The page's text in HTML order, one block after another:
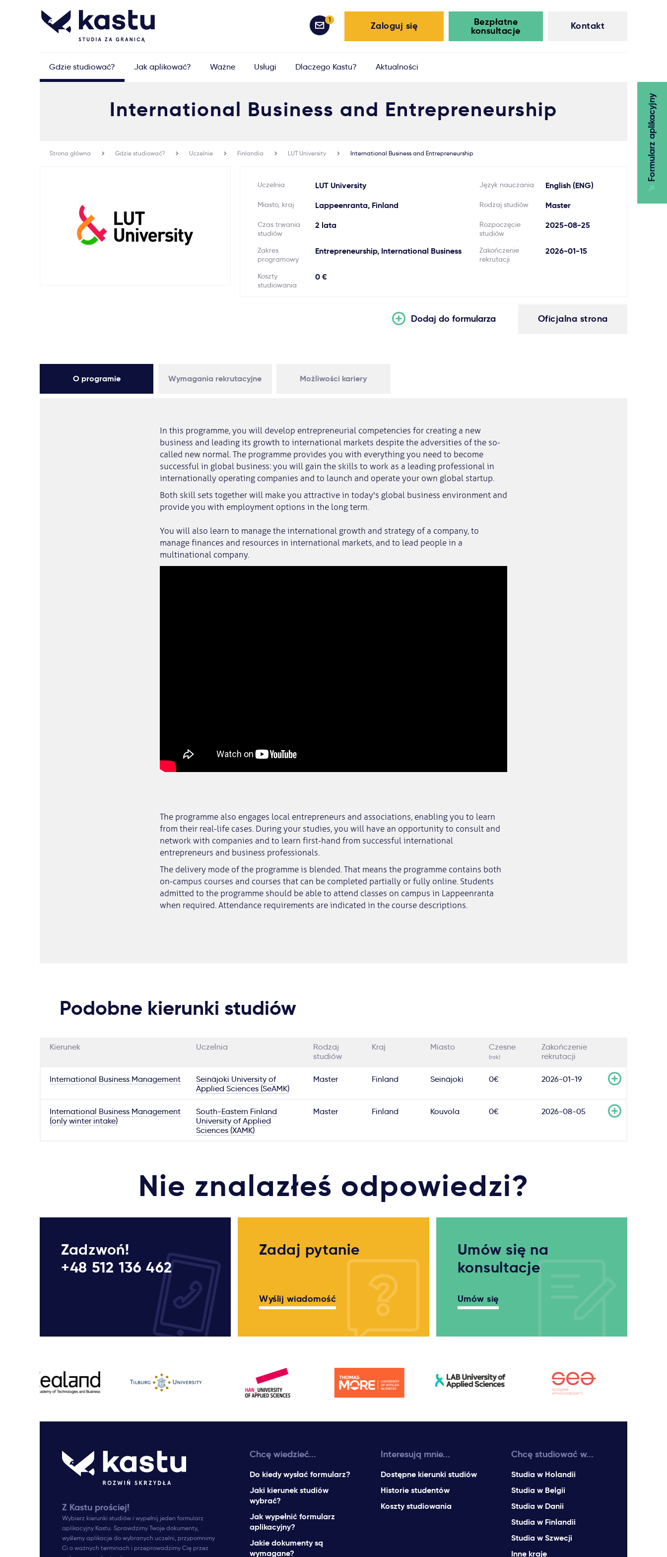
Kontakt
Bezpłatne
konsultacje
Zaloguj się
1
Formularz aplikacyjny
Gdzie studiować? Jak aplikować? Ważne Usługi Dlaczego Kastu? Aktualności
International Business and Entrepreneurship
Strona główna Gdzie studiować? Uczelnie Finlandia LUT University International Business and Entrepreneurship
Uczelnia LUT University
Miasto, kraj Lappeenranta, Finland
Czas trwania
studiów
2 lata
Zakres
programowy
Entrepreneurship, International Business
Koszty
studiowania
0 €
Język nauczania English (ENG)
Rodzaj studiów Master
Rozpoczęcie
studiów
2025-08-25
Zakończenie
rekrutacji
2026-01-15
Oficjalna strona
Dodaj do formularza
O programie Wymagania rekrutacyjne Możliwości kariery
In this programme, you will develop entrepreneurial competencies for creating a new
business and leading its growth to international markets despite the adversities of the so-
called new normal. The programme provides you with everything you need to become
successful in global business: you will gain the skills to work as a leading professional in
internationally operating companies and to launch and operate your own global startup.
Both skill sets together will make you attractive in today's global business environment and
provide you with employment options in the long term.
You will also learn to manage the international growth and strategy of a company, to
manage finances and resources in international markets, and to lead people in a
multinational company.
The programme also engages local entrepreneurs and associations, enabling you to learn
from their real-life cases. During your studies, you will have an opportunity to consult and
network with companies and to learn first-hand from successful international
entrepreneurs and business professionals.
The delivery mode of the programme is blended. That means the programme contains both
on-campus courses and courses that can be completed partially or fully online. Students
admitted to the programme should be able to attend classes on campus in Lappeenranta
when required. Attendance requirements are indicated in the course descriptions.
Podobne kierunki studiów
Kierunek Uczelnia
Rodzaj
studiów
Kraj Miasto Czesne
(rok)
Zakończenie
rekrutacji
International Business Management
Seinäjoki University of
Applied Sciences (SeAMK)
Master Finland Seinäjoki 0€ 2026-01-19
International Business Management
(only winter intake)
South-Eastern Finland
University of Applied
Sciences (XAMK)
Master Finland Kouvola 0€ 2026-08-05
Nie znalazłeś odpowiedzi?
Zadzwoń!
+48 512 136 462
Zadaj pytanie
Wyślij wiadomość
Umów się na
konsultacje
Umów się
Z Kastu prościej!
Wybierz kierunki studiów i wypełnij jeden formularz
aplikacyjny Kastu. Sprawdzimy Twoje dokumenty,
wyślemy aplikacje do wybranych uczelni, przypomnimy
Ci o ważnych terminach i przeprowadzimy Cię przez
Chcę wiedzieć...
Do kiedy wysłać formularz?
Jaki kierunek studiów
wybrać?
Jak wypełnić formularz
aplikacyjny?
Jakie dokumenty są
wymagane?
Interesują mnie...
Dostępne kierunki studiów
Historie studentów
Koszty studiowania
Chcę studiować w...
Studia w Holandii
Studia w Belgii
Studia w Danii
Studia w Finlandii
Studia w Szwecji
Inne kraje